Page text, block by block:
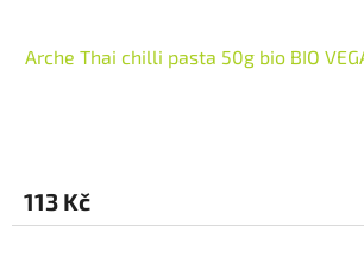
Arche Thai chilli pasta 50g bio BIO
113 Kč